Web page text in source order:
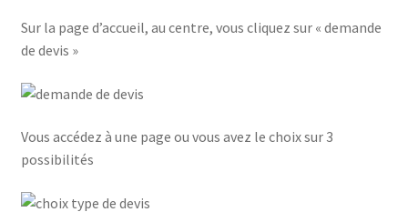
Sur la page d’accueil, au centre, vous cliquez sur « demande
de devis »
Vous accédez à une page ou vous avez le choix sur 3
possibilités